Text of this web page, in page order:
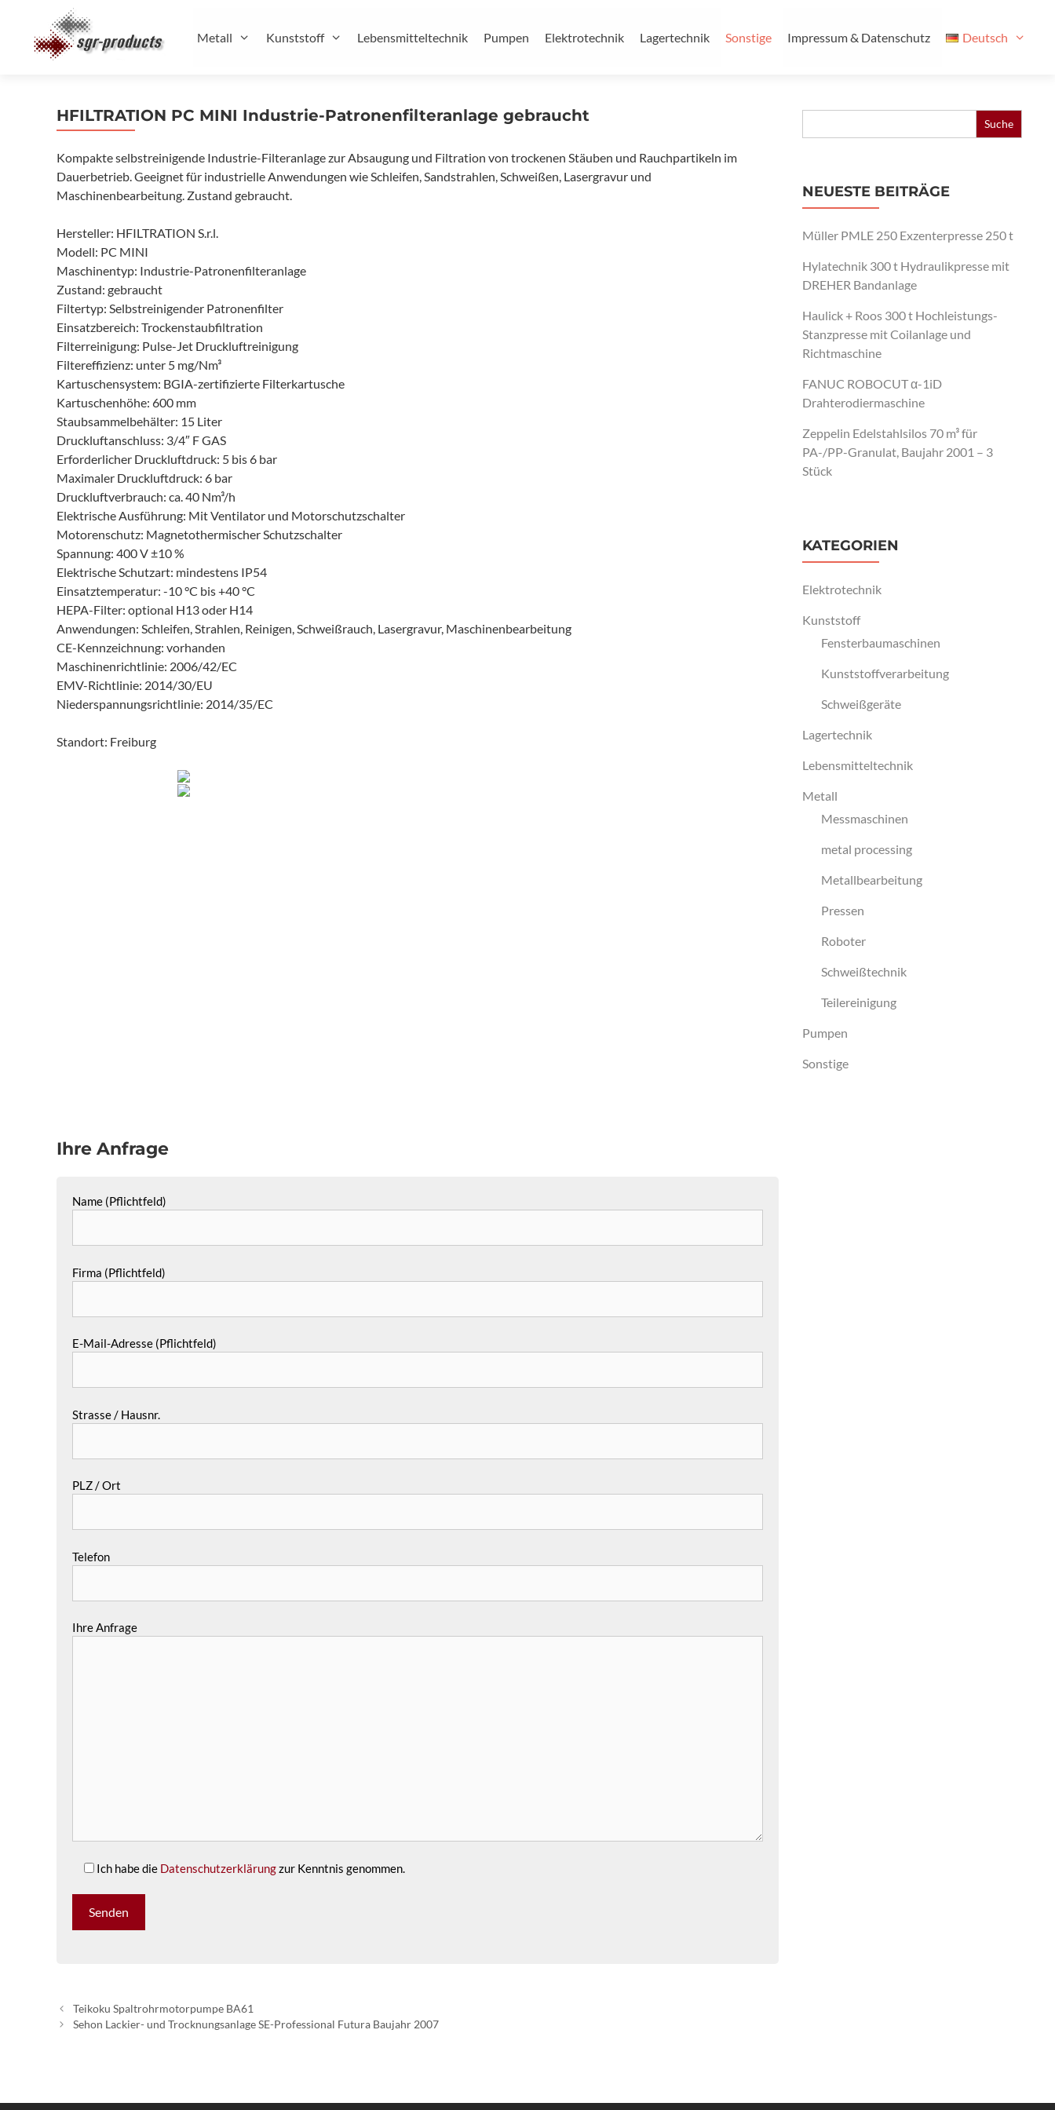
springen
Metall Kunststoff Lebensmitteltechnik Pumpen Elektrotechnik Lagertechnik Sonstige Impressum & Datenschutz Deutsch
HFILTRATION PC MINI Industrie-Patronenfilteranlage gebraucht
Kompakte selbstreinigende Industrie-Filteranlage zur Absaugung und Filtration von trockenen Stäuben und Rauchpartikeln im
Dauerbetrieb. Geeignet für industrielle Anwendungen wie Schleifen, Sandstrahlen, Schweißen, Lasergravur und
Maschinenbearbeitung. Zustand gebraucht.
Hersteller: HFILTRATION S.r.l.
Modell: PC MINI
Maschinentyp: Industrie-Patronenfilteranlage
Zustand: gebraucht
Filtertyp: Selbstreinigender Patronenfilter
Einsatzbereich: Trockenstaubfiltration
Filterreinigung: Pulse-Jet Druckluftreinigung
Filtereffizienz: unter 5 mg/Nm³
Kartuschensystem: BGIA-zertifizierte Filterkartusche
Kartuschenhöhe: 600 mm
Staubsammelbehälter: 15 Liter
Druckluftanschluss: 3/4″ F GAS
Erforderlicher Druckluftdruck: 5 bis 6 bar
Maximaler Druckluftdruck: 6 bar
Druckluftverbrauch: ca. 40 Nm³/h
Elektrische Ausführung: Mit Ventilator und Motorschutzschalter
Motorenschutz: Magnetothermischer Schutzschalter
Spannung: 400 V ±10 %
Elektrische Schutzart: mindestens IP54
Einsatztemperatur: -10 °C bis +40 °C
HEPA-Filter: optional H13 oder H14
Anwendungen: Schleifen, Strahlen, Reinigen, Schweißrauch, Lasergravur, Maschinenbearbeitung
CE-Kennzeichnung: vorhanden
Maschinenrichtlinie: 2006/42/EC
EMV-Richtlinie: 2014/30/EU
Niederspannungsrichtlinie: 2014/35/EC
Standort: Freiburg
Ihre Anfrage
Name (Pflichtfeld)
Firma (Pflichtfeld)
E-Mail-Adresse (Pflichtfeld)
Strasse / Hausnr.
PLZ / Ort
Telefon
Ihre Anfrage
Ich habe die Datenschutzerklärungzur Kenntnis genommen.
Teikoku Spaltrohrmotorpumpe BA61
Sehon Lackier- und Trocknungsanlage SE-Professional Futura Baujahr 2007
Search
NEUESTE BEITRÄGE
Müller PMLE 250 Exzenterpresse 250 t
Hylatechnik 300 t Hydraulikpresse mit
DREHER Bandanlage
Haulick + Roos 300 t Hochleistungs-
Stanzpresse mit Coilanlage und
Richtmaschine
FANUC ROBOCUT α-1iD
Drahterodiermaschine
Zeppelin Edelstahlsilos 70 m³ für
PA-/PP-Granulat, Baujahr 2001 – 3
Stück
KATEGORIEN
Elektrotechnik
Kunststoff
Fensterbaumaschinen
Kunststoffverarbeitung
Schweißgeräte
Lagertechnik
Lebensmitteltechnik
Metall
Messmaschinen
metal processing
Metallbearbeitung
Pressen
Roboter
Schweißtechnik
Teilereinigung
Pumpen
Sonstige